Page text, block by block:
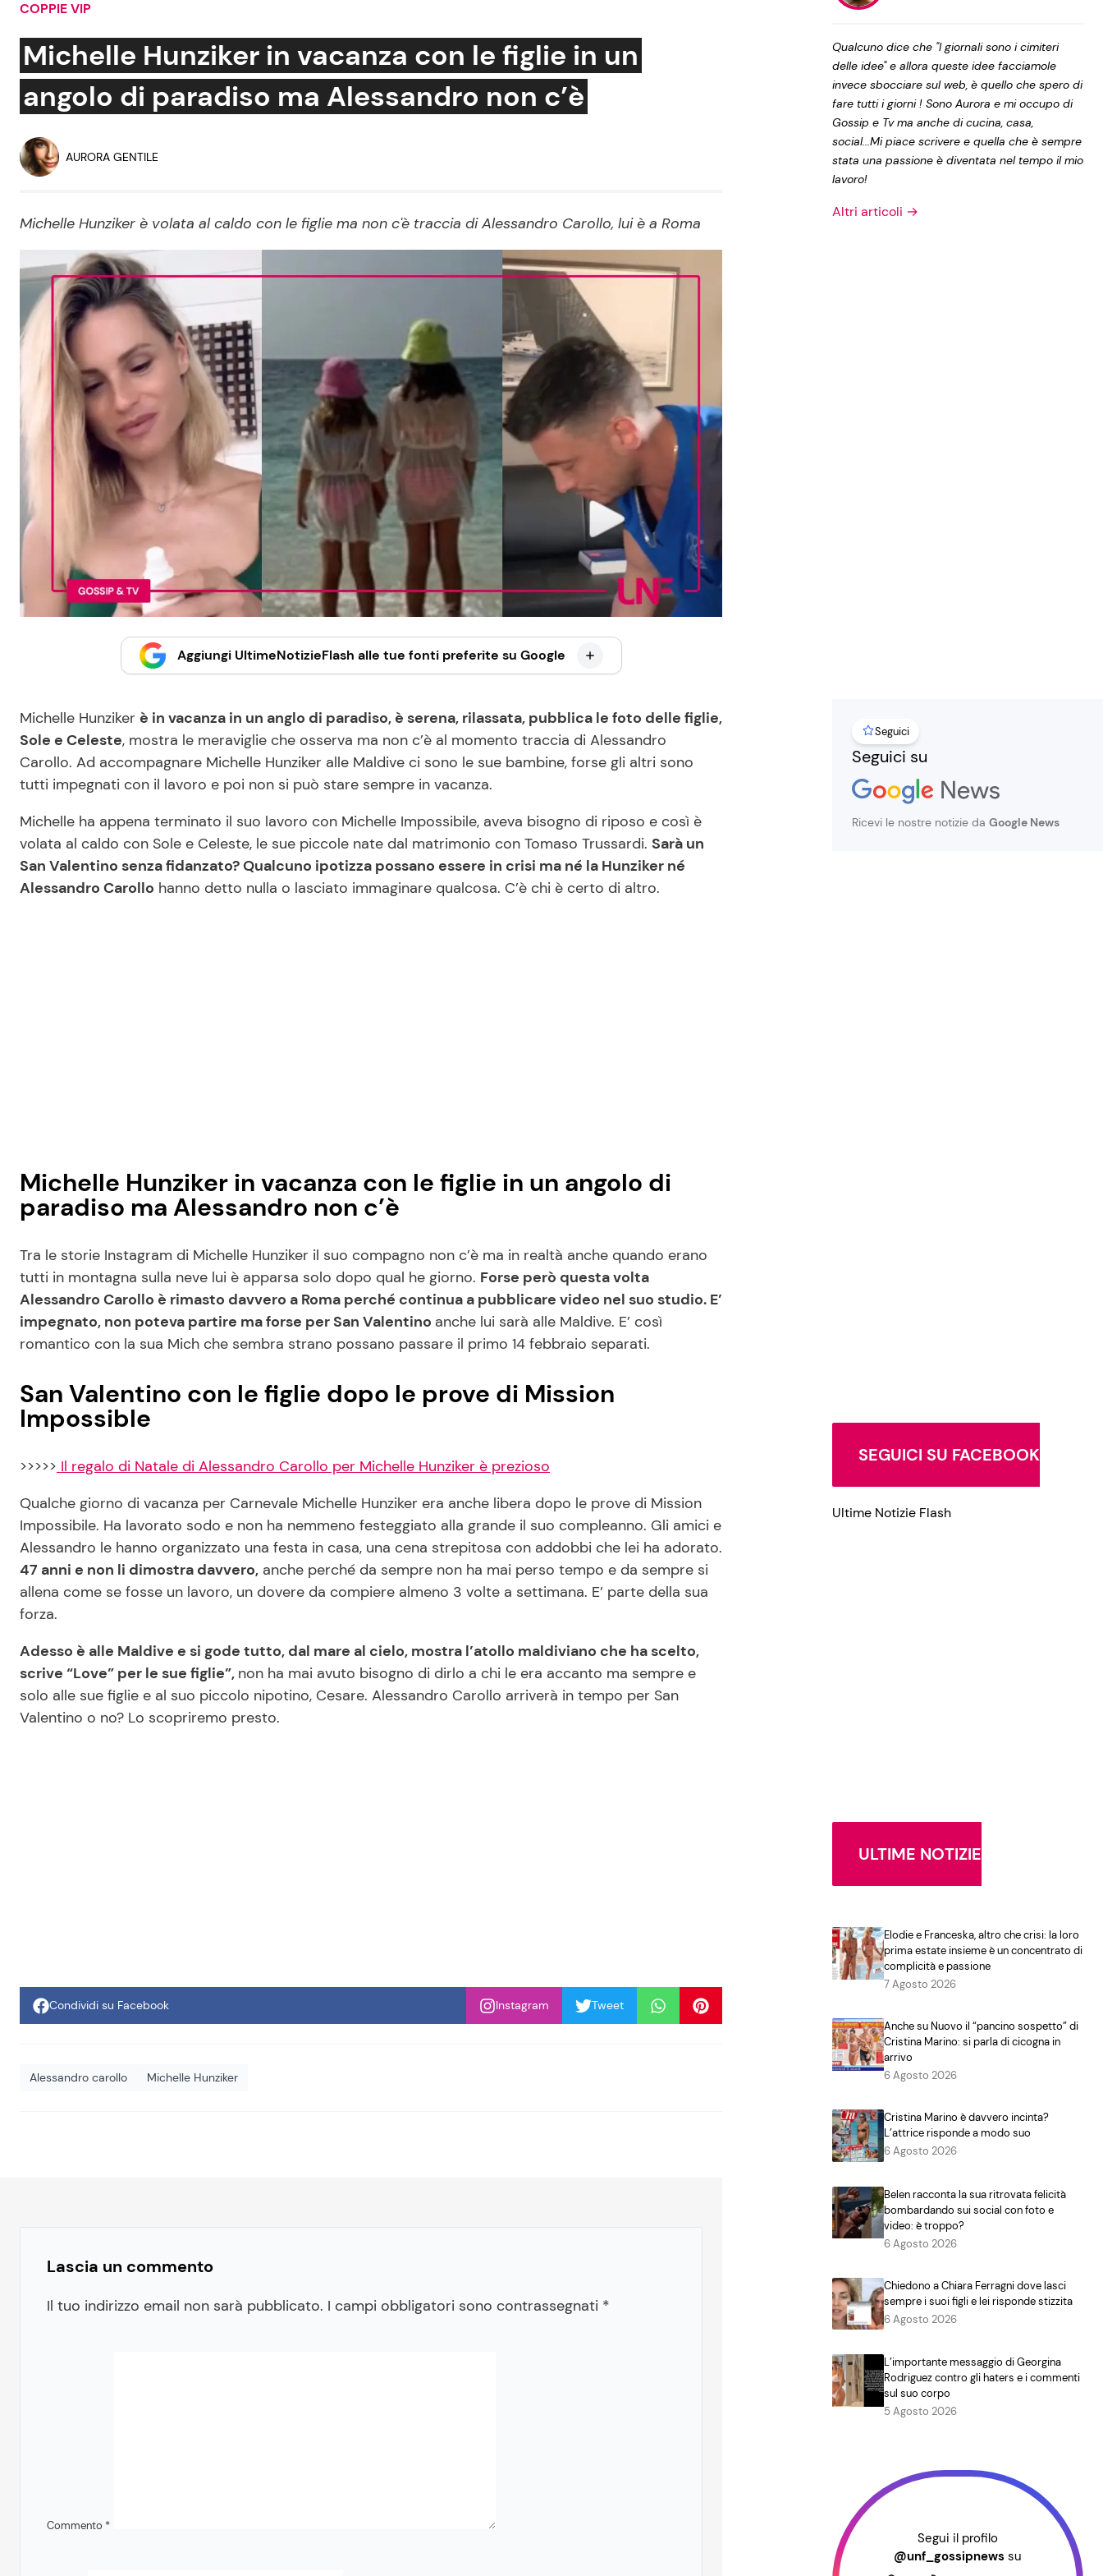
Social News
News dal mondo
Benessere
Mondo Mamma
Salute
Cucina e Ricette
Le Ricette in TV
Ricette Facili e Veloci
Ricette per Bambini
Privacy Policy
COPPIE VIP
Michelle Hunziker in vacanza con le figlie in un
angolo di paradiso ma Alessandro non c’è
AURORA GENTILE
Michelle Hunziker è volata al caldo con le figlie ma non c'è traccia di Alessandro Carollo, lui è a Roma
Aggiungi UltimeNotizieFlash alle tue fonti preferite su Google
Michelle Hunziker è in vacanza in un anglo di paradiso, è serena, rilassata, pubblica le foto delle figlie,
Sole e Celeste, mostra le meraviglie che osserva ma non c’è al momento traccia di Alessandro
Carollo. Ad accompagnare Michelle Hunziker alle Maldive ci sono le sue bambine, forse gli altri sono
tutti impegnati con il lavoro e poi non si può stare sempre in vacanza.
Michelle ha appena terminato il suo lavoro con Michelle Impossibile, aveva bisogno di riposo e così è
volata al caldo con Sole e Celeste, le sue piccole nate dal matrimonio con Tomaso Trussardi. Sarà un
San Valentino senza fidanzato? Qualcuno ipotizza possano essere in crisi ma né la Hunziker né
Alessandro Carollo hanno detto nulla o lasciato immaginare qualcosa. C’è chi è certo di altro.
Michelle Hunziker in vacanza con le figlie in un angolo di
paradiso ma Alessandro non c’è
Tra le storie Instagram di Michelle Hunziker il suo compagno non c’è ma in realtà anche quando erano
tutti in montagna sulla neve lui è apparsa solo dopo qual he giorno. Forse però questa volta
Alessandro Carollo è rimasto davvero a Roma perché continua a pubblicare video nel suo studio. E’
impegnato, non poteva partire ma forse per San Valentino anche lui sarà alle Maldive. E’ così
romantico con la sua Mich che sembra strano possano passare il primo 14 febbraio separati.
San Valentino con le figlie dopo le prove di Mission
Impossible
>>>>> Il regalo di Natale di Alessandro Carollo per Michelle Hunziker è prezioso
Qualche giorno di vacanza per Carnevale Michelle Hunziker era anche libera dopo le prove di Mission
Impossibile. Ha lavorato sodo e non ha nemmeno festeggiato alla grande il suo compleanno. Gli amici e
Alessandro le hanno organizzato una festa in casa, una cena strepitosa con addobbi che lei ha adorato.
47 anni e non li dimostra davvero, anche perché da sempre non ha mai perso tempo e da sempre si
allena come se fosse un lavoro, un dovere da compiere almeno 3 volte a settimana. E’ parte della sua
forza.
Adesso è alle Maldive e si gode tutto, dal mare al cielo, mostra l’atollo maldiviano che ha scelto,
scrive “Love” per le sue figlie”, non ha mai avuto bisogno di dirlo a chi le era accanto ma sempre e
solo alle sue figlie e al suo piccolo nipotino, Cesare. Alessandro Carollo arriverà in tempo per San
Valentino o no? Lo scopriremo presto.
Condividi su Facebook Instagram Tweet
Alessandro carollo Michelle Hunziker
Lascia un commento
Il tuo indirizzo email non sarà pubblicato. I campi obbligatori sono contrassegnati *
Commento *
Qualcuno dice che "I giornali sono i cimiteri
delle idee" e allora queste idee facciamole
invece sbocciare sul web, è quello che spero di
fare tutti i giorni ! Sono Aurora e mi occupo di
Gossip e Tv ma anche di cucina, casa,
social...Mi piace scrivere e quella che è sempre
stata una passione è diventata nel tempo il mio
lavoro!
Altri articoli →
Seguici
Seguici su
Ricevi le nostre notizie da Google News
SEGUICI SU FACEBOOK
Ultime Notizie Flash
ULTIME NOTIZIE
Elodie e Franceska, altro che crisi: la loro
prima estate insieme è un concentrato di
complicità e passione
7 Agosto 2026
Anche su Nuovo il “pancino sospetto” di
Cristina Marino: si parla di cicogna in
arrivo
6 Agosto 2026
Cristina Marino è davvero incinta?
L’attrice risponde a modo suo
6 Agosto 2026
Belen racconta la sua ritrovata felicità
bombardando sui social con foto e
video: è troppo?
6 Agosto 2026
Chiedono a Chiara Ferragni dove lasci
sempre i suoi figli e lei risponde stizzita
6 Agosto 2026
L’importante messaggio di Georgina
Rodriguez contro gli haters e i commenti
sul suo corpo
5 Agosto 2026
Segui il profilo
@unf_gossipnews su